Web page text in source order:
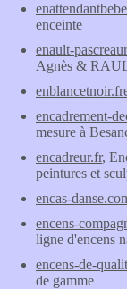
enceinte
enault-
Agnès &
encadrement-
mesure à
encadreur.fr,
peintures et
encas-
encens-
ligne d'encens
encens-de-
de gamme